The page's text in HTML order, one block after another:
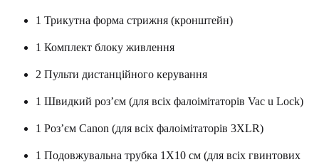
1 Трикутна форма стрижня (кронштейн)
1 Комплект блоку живлення
2 Пульти дистанційного керування
1 Швидкий роз’єм (для всіх фалоімітаторів Vac u Lock)
1 Роз’єм Canon (для всіх фалоімітаторів 3XLR)
1 Подовжувальна трубка 1X10 см (для всіх гвинтових